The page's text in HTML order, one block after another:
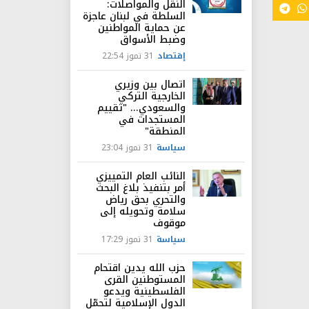
النقل والمواصلات:
السلطة في لبنان عاجزة
عن حماية المواطنين
وضبط الأسواق
إقتصاد 31 تموز 22:54
اتصال بين وزيري
الخارجية التركي
والسعودي... "تقييم
المستجدات في
المنطقة"
سياسة 31 تموز 23:04
النائب العام التمييزي
أمر بتنفيذ بلاغ البحث
والتحري بحق رياض
سلامة وتحويله إلى
موقوف
سياسة 31 تموز 17:29
حزب الله يدين اقتحام
المستوطنين القرى
الفلسطينية ويدعو
الدول الإسلامية لتحمّل